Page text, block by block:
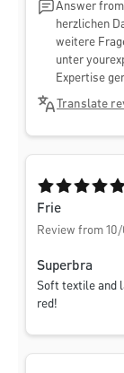
Answer
herzlichen
weitere
unter
Expertise
Translate
Average rating
Frie
Review from
Superbra
Soft textile and
red!